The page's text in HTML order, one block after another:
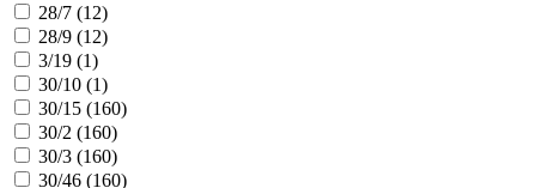
28/7 (12)
28/9 (12)
3/19 (1)
30/10 (1)
30/15 (160)
30/2 (160)
30/3 (160)
30/46 (160)